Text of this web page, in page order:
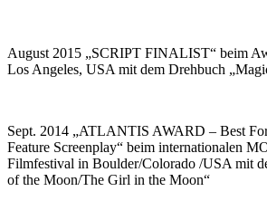
August 2015 „SCRIPT FINALIST“ beim
Los Angeles, USA mit dem Drehbuch
Sept. 2014 „ATLANTIS AWARD – Best
Feature Screenplay“ beim internationalen
Filmfestival in Boulder/Colorado /USA mit
of the Moon/The Girl in the Moon“